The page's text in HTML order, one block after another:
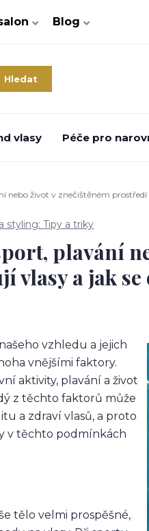
Blog
Hledat
vlasy Péče pro
nebo život v znečištěném
styling: Tipy a triky
plavání
a jak se
vzhledu a jejich
vnějšími faktory.
aktivity, plavání a život
z těchto faktorů může
a zdraví vlasů, a proto
v těchto podmínkách
tělo velmi prospěšné,